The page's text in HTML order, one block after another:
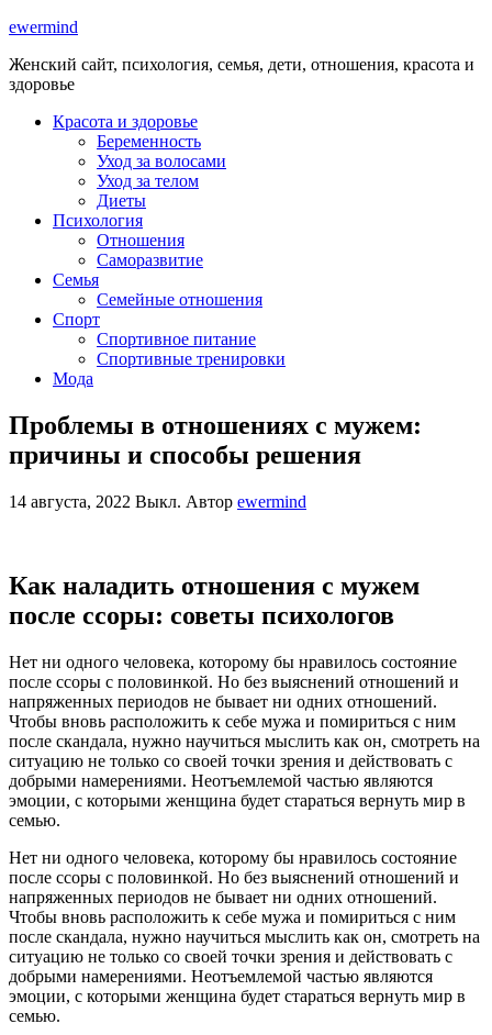
ewermind
Женский сайт, психология, семья, дети, отношения, красота и
здоровье
Красота и здоровье
Беременность
Уход за волосами
Уход за телом
Диеты
Психология
Отношения
Саморазвитие
Семья
Семейные отношения
Спорт
Спортивное питание
Спортивные тренировки
Мода
Проблемы в отношениях с мужем:
причины и способы решения
14 августа, 2022 Выкл. Автор ewermind
Как наладить отношения с мужем
после ссоры: советы психологов
Нет ни одного человека, которому бы нравилось состояние
после ссоры с половинкой. Но без выяснений отношений и
напряженных периодов не бывает ни одних отношений.
Чтобы вновь расположить к себе мужа и помириться с ним
после скандала, нужно научиться мыслить как он, смотреть на
ситуацию не только со своей точки зрения и действовать с
добрыми намерениями. Неотъемлемой частью являются
эмоции, с которыми женщина будет стараться вернуть мир в
семью.
Нет ни одного человека, которому бы нравилось состояние
после ссоры с половинкой. Но без выяснений отношений и
напряженных периодов не бывает ни одних отношений.
Чтобы вновь расположить к себе мужа и помириться с ним
после скандала, нужно научиться мыслить как он, смотреть на
ситуацию не только со своей точки зрения и действовать с
добрыми намерениями. Неотъемлемой частью являются
эмоции, с которыми женщина будет стараться вернуть мир в
семью.